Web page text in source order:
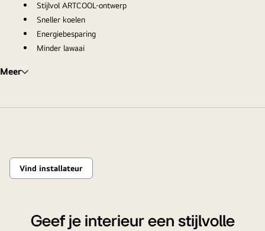
Stijlvol ARTCOOL-ontwerp
Sneller koelen
Energiebesparing
Minder lawaai
Meer
Vind installateur
Geef je interieur een stijlvolle